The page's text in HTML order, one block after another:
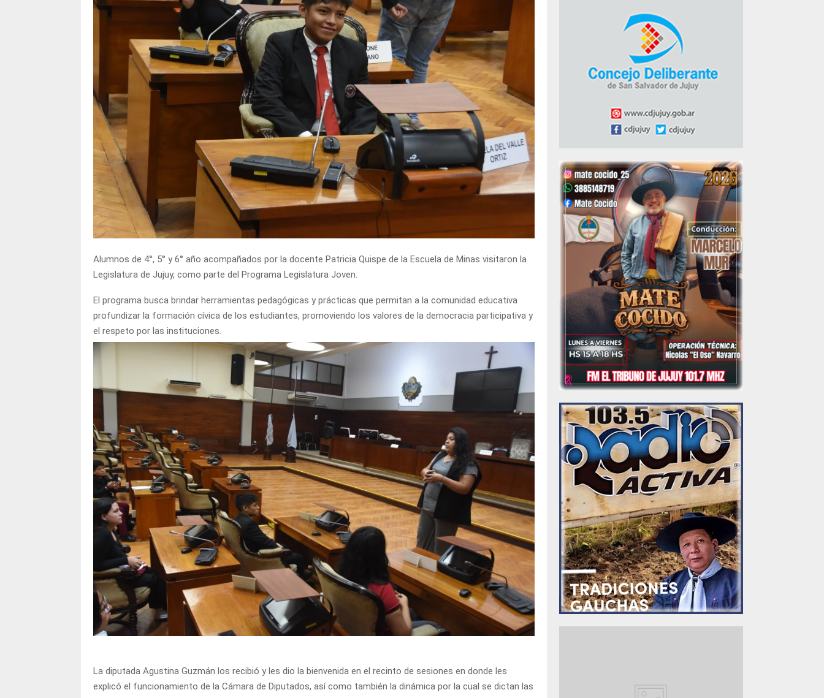
Alumnos de 4°, 5° y 6° año acompañados por la docente Patricia Quispe de la Escuela de Minas visitaron la
Legislatura de Jujuy, como parte del Programa Legislatura Joven.
El programa busca brindar herramientas pedagógicas y prácticas que permitan a la comunidad educativa
profundizar la formación cívica de los estudiantes, promoviendo los valores de la democracia participativa y
el respeto por las instituciones.
La diputada Agustina Guzmán los recibió y les dio la bienvenida en el recinto de sesiones en donde les
explicó el funcionamiento de la Cámara de Diputados, así como también la dinámica por la cual se dictan las